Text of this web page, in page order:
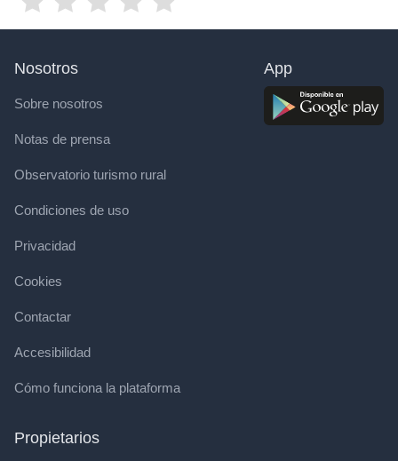
Nosotros
Sobre nosotros
Notas de prensa
Observatorio turismo rural
Condiciones de uso
Privacidad
Cookies
Contactar
Accesibilidad
Cómo funciona la plataforma
Propietarios
App